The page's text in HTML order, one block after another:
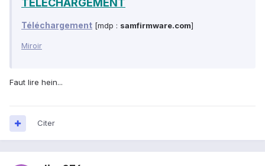
TELECHARGEMENT
Téléchargement [mdp : samfirmware.com]
Miroir
Faut lire hein...
Citer